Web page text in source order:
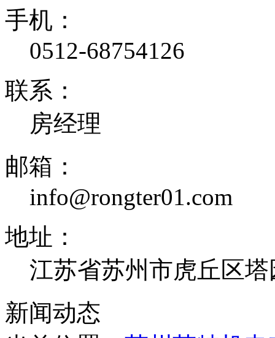
手机：
0512-68754126
联系：
房经理
邮箱：
info@rongter01.com
地址：
江苏省苏州市虎丘区塔
新闻动态